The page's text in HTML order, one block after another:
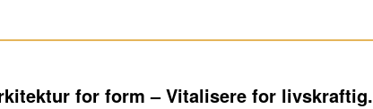
for form – Vitalisere for livskraftig.